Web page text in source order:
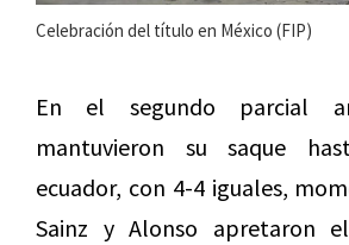
Celebración del título en México (FIP)
En el segundo parcial
mantuvieron su saque
ecuador, con 4-4 iguales,
Sainz y Alonso apretaron